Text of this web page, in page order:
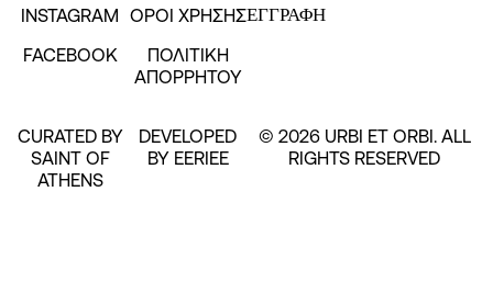
ΕΓΓΡΑΦΗ
ΟΡΟΙ ΧΡΗΣΗΣ
ΠΟΛΙΤΙΚΗ
ΑΠΟΡΡΗΤΟΥ
INSTAGRAM
FACEBOOK
© 2026 URBI ET ORBI. ALL
RIGHTS RESERVED
CURATED BY
SAINT OF
ATHENS
DEVELOPED
BY EERIEE